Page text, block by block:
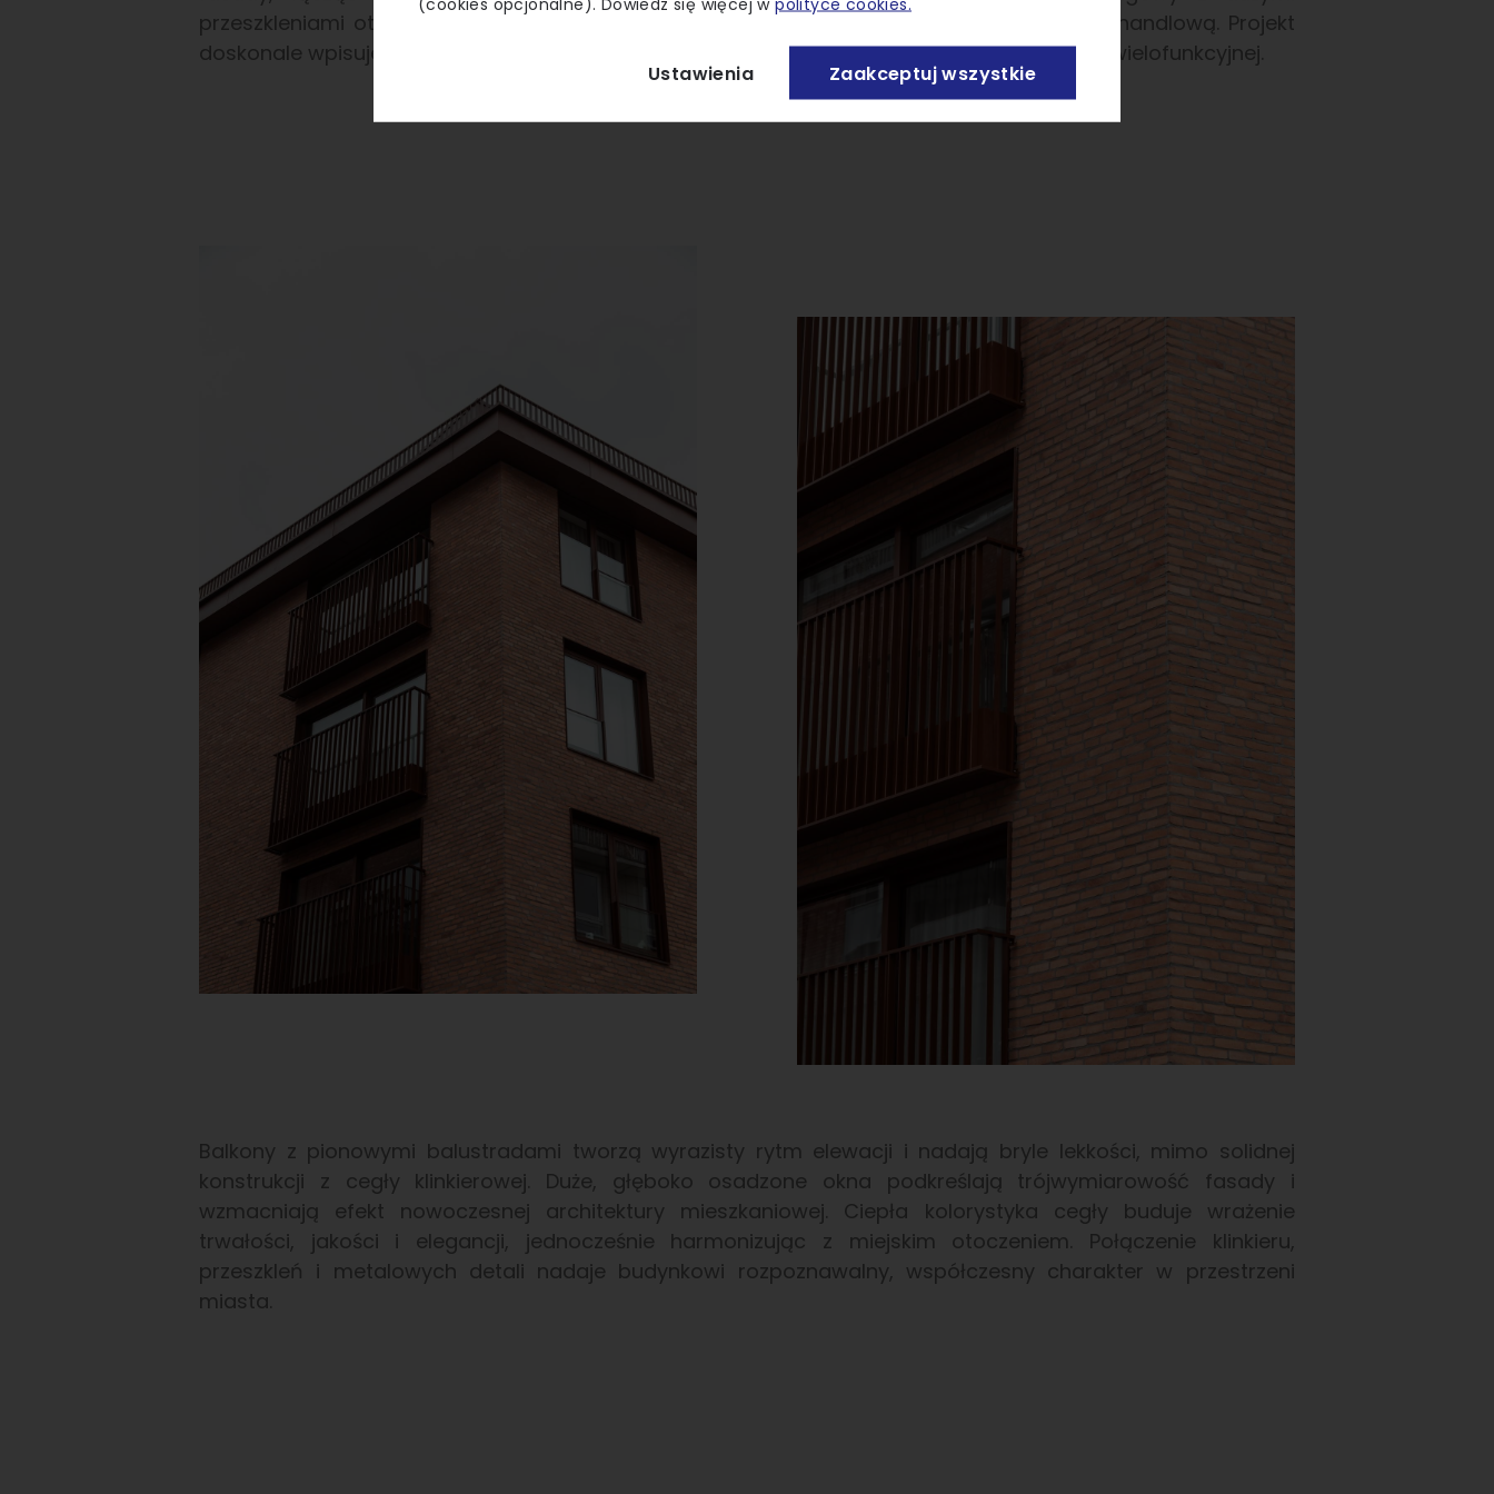
przeszkleniami otwiera budynek na ruch pieszy i miejskie życie, tworząc aktywną pierzeję handlową. Projekt
doskonale wpisuje się w kontekst ulicy, łącząc trwałość cegły z funkcjonalnością zabudowy wielofunkcyjnej.
Balkony z pionowymi balustradami tworzą wyrazisty rytm elewacji i nadają bryle lekkości, mimo solidnej
konstrukcji z cegły klinkierowej. Duże, głęboko osadzone okna podkreślają trójwymiarowość fasady i
wzmacniają efekt nowoczesnej architektury mieszkaniowej. Ciepła kolorystyka cegły buduje wrażenie
trwałości, jakości i elegancji, jednocześnie harmonizując z miejskim otoczeniem. Połączenie klinkieru,
przeszkleń i metalowych detali nadaje budynkowi rozpoznawalny, współczesny charakter w przestrzeni
miasta.
Ustawienia Zaakceptuj wszystkie